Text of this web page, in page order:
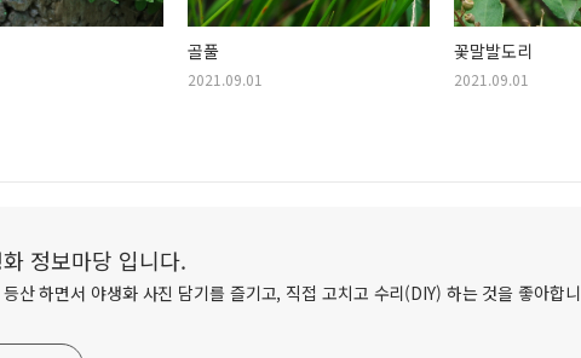
골풀
2021.09.01
꽃말발도리
2021.09.01
정보마당 입니다.
산 하면서 야생화 사진 담기를 즐기고, 직접 고치고 수리(DIY) 하는 것을 좋아합니